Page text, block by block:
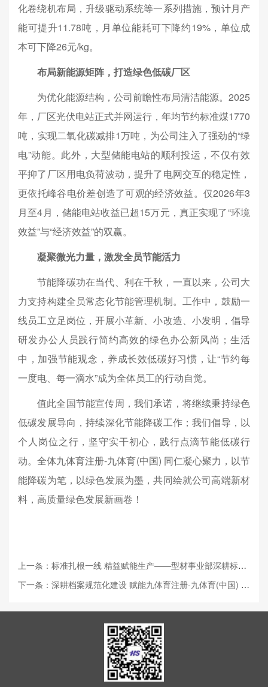
化卷绕机布局，升级驱动系统等一系列措施，预计月产
能可提升11.78吨，月单位能耗可下降约19%，单位成
本可下降26元/kg。
布局新能源矩阵，打造绿色低碳厂区
为优化能源结构，公司前瞻性布局清洁能源。2025
年，厂区光伏电站正式并网运行，年均节约标准煤1770
吨，实现二氧化碳减排1万吨，为公司注入了强劲的“绿
电”动能。此外，大型储能电站的顺利投运，不仅有效
平抑了厂区用电负荷波动，提升了电网交互的稳定性，
更依托峰谷电价差创造了可观的经济效益。仅2026年3
月至4月，储能电站收益已超15万元，真正实现了“环境
效益”与“经济效益”的双赢。
凝聚微光力量，激发全员节能活力
节能降碳功在当代、利在千秋，一直以来，公司大
力支持构建全员常态化节能管理机制。工作中，鼓励一
线员工立足岗位，开展小革新、小改造、小发明，倡导
研发办公人员践行简约高效的绿色办公新风尚；生活
中，加强节能观念，养成长效低碳好习惯，让“节约每
一度电、每一滴水”成为全体员工的行动自觉。
值此全国节能宣传周，我们承诺，将继续秉持绿色
低碳发展导向，持续深化节能降碳工作；我们倡导，以
个人岗位之行，坚守实干初心，践行点滴节能低碳行
动。全体九体育注册-九体育(中国) 同仁凝心聚力，以节
能降碳为笔，以绿色发展为墨，共同绘就公司高端新材
料，高质量绿色发展新画卷！
上一条：标准扎根一线 精益赋能生产——型材事业部深耕标准化作业见实效
下一条：深耕档案规范化建设 赋能九体育注册-九体育(中国) 股份高质量发展